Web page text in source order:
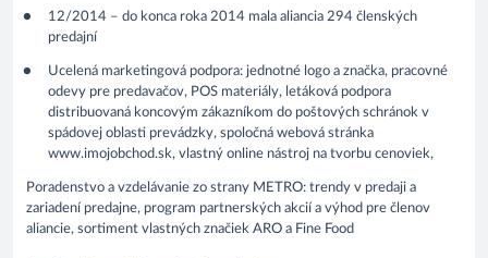
12/2014 – do konca roka 2014 mala aliancia 294 členských
predajní
Ucelená marketingová podpora: jednotné logo a značka, pracovné
odevy pre predavačov, POS materiály, letáková podpora
distribuovaná koncovým zákazníkom do poštových schránok v
spádovej oblasti prevádzky, spoločná webová stránka
www.imojobchod.sk, vlastný online nástroj na tvorbu cenoviek,
Poradenstvo a vzdelávanie zo strany METRO: trendy v predaji a
zariadení predajne, program partnerských akcií a výhod pre členov
aliancie, sortiment vlastných značiek ARO a Fine Food